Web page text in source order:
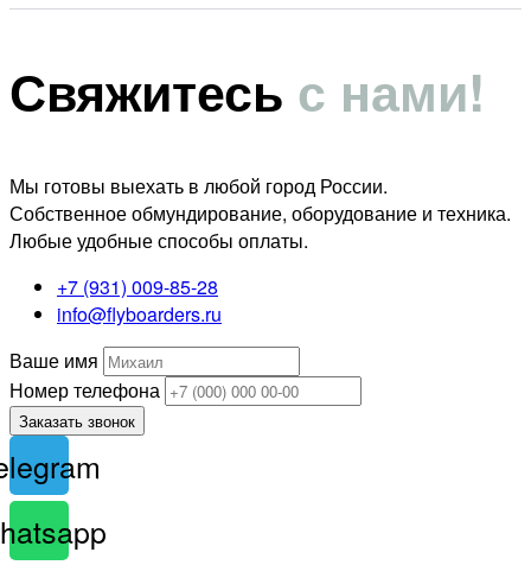
Свяжитесь с нами!
Мы готовы выехать в любой город России.
Собственное обмундирование, оборудование и техника.
Любые удобные способы оплаты.
+7 (931) 009-85-28
info@flyboarders.ru
Ваше имя
Номер телефона
Заказать звонок